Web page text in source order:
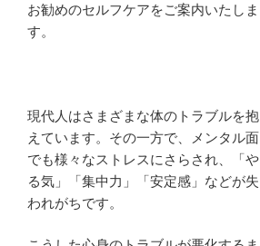
お勧めのセルフケアをご案内いたしま
す。
現代人はさまざまな体のトラブルを抱
えています。その一方で、メンタル面
でも様々なストレスにさらされ、「や
る気」「集中力」「安定感」などが失
われがちです。